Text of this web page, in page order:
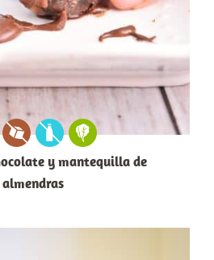
y mantequilla de
almendras